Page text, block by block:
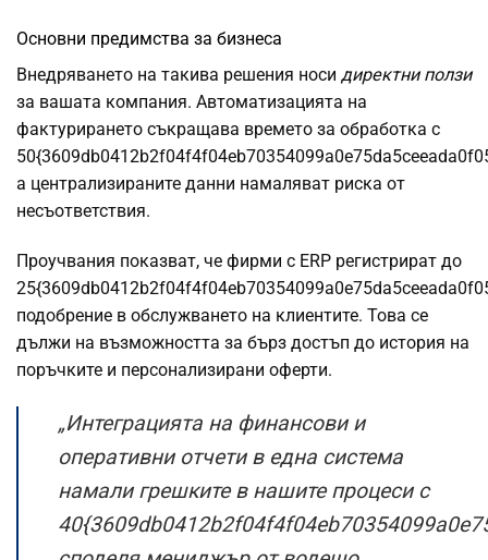
Основни предимства за бизнеса
Внедряването на такива решения носи директни ползи
за вашата компания. Автоматизацията на
фактурирането съкращава времето за обработка с
а централизираните данни намаляват риска от
несъответствия.
Проучвания показват, че фирми с ERP регистрират до
подобрение в обслужването на клиентите. Това се
дължи на възможността за бърз достъп до история на
поръчките и персонализирани оферти.
„Интеграцията на финансови и
оперативни отчети в една система
намали грешките в нашите процеси с